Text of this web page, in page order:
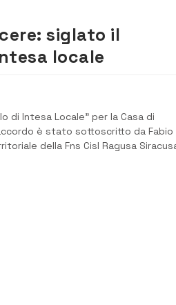
siglato il
locale
di Intesa Locale” per la Casa di
è stato sottoscritto da Fabio
della Fns Cisl Ragusa
Nei 12 articoli che